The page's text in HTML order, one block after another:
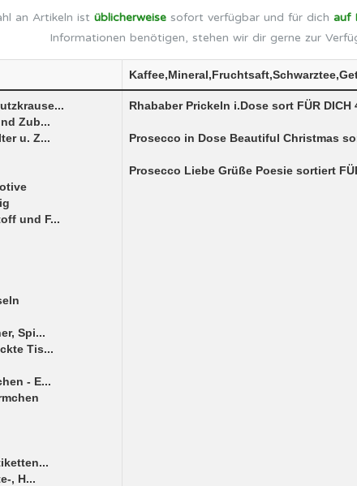
an Artikeln ist üblicherweisesofort verfügbar und für dich auf
Informationen benötigen, stehen wir dir gerne zur
Zub...
u. Z...
und F...
Spi...
Tis...
- E...
, H...
Rhababer Prickeln i.Dose sort FÜR DICH
Prosecco in Dose Beautiful Christmas
Prosecco Liebe Grüße Poesie sortiert